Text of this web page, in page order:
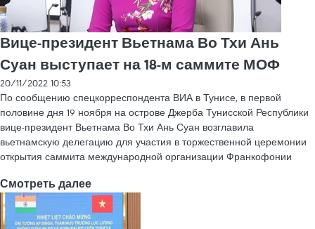
Вице-президент Вьетнама Во Тхи Ань
Суан выступает на 18-м саммите МОФ
20/11/2022 10:53
По сообщению спецкорреспондента ВИА в Тунисе, в первой
половине дня 19 ноября на острове Джерба Тунисской Республики
вице-президент Вьетнама Во Тхи Ань Суан возглавила
вьетнамскую делегацию для участия в торжественной церемонии
открытия саммита международной организации Франкофонии
Смотреть далее